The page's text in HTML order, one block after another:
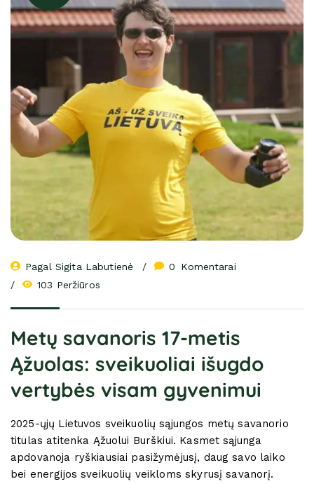
Pagal Sigita Labutienė 0
Komentarai
103 Peržiūros
Metų savanoris 17-metis
Ąžuolas: sveikuoliai išugdo
vertybės visam gyvenimui
2025-ųjų Lietuvos sveikuolių sąjungos metų savanorio
titulas atitenka Ąžuolui Burškiui. Kasmet sąjunga
apdovanoja ryškiausiai pasižymėjusį, daug savo laiko
bei energijos sveikuolių veikloms skyrusį savanorį.